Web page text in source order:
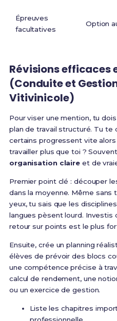
Épreuves
facultatives
Option
Révisions efficaces
(Conduite et
Vitivinicole)
Pour viser une mention, tu
plan de travail structuré. Tu
certains progressent vite alors
travailler plus que toi ?
organisation claire et de
Premier point clé : découper
dans la moyenne. Même
yeux, tu sais que les
langues pèsent lourd. Investis
retour sur points est le plus
Ensuite, crée un planning
élèves de prévoir des blocs
une compétence précise à
calcul de rendement, une
ou un exercice de gestion.
Liste les chapitres